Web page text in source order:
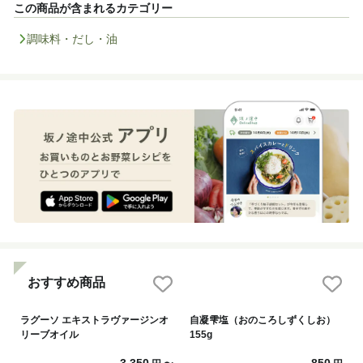
この商品が含まれるカテゴリー
調味料・だし・油
おすすめ商品
ラグーソ エキストラヴァージンオ
リーブオイル
自凝雫塩（おのころしずくしお）
155g